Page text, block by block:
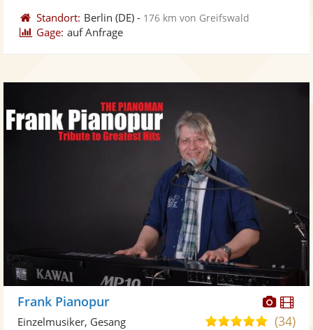
Standort: Berlin (DE) - 176 km von Greifswald
Gage: auf Anfrage
Frank Pianopur
4,9(34)
Einzelmusiker, Gesang